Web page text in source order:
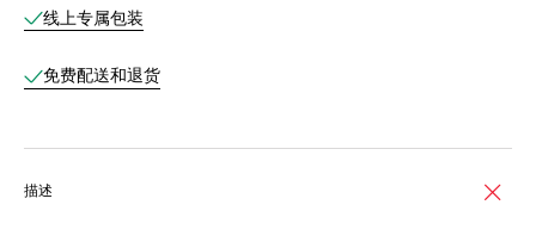
线上专属包装
免费配送和退货
描述